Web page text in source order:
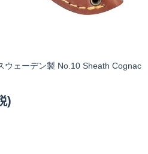
ウェーデン製 No.10 Sheath Cognac
)